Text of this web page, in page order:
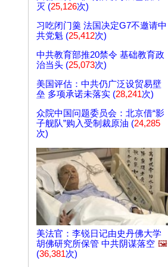
灭 (25,126次)
习吃闭门羹 法国决定G7不邀请中
共党魁 (25,412次)
中共教育部推20禁令 基础教育政
治当头 (25,073次)
美国评估：中共仍广泛设贸易壁
垒 多项承诺未落实 (28,241次)
众院中国问题委员会：北京借“影
子舰队”购入受制裁原油 (24,285
次)
美法官：李锐日记由史丹佛大学
胡佛研究所保管 中共阴谋落空 🖼️
(36,381次)